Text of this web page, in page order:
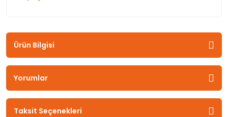
Ürün Bilgisi
Yorumlar
Taksit Seçenekleri